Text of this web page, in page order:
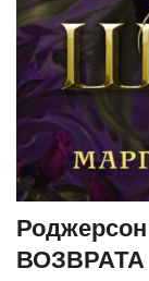
ВОЗВРАТА